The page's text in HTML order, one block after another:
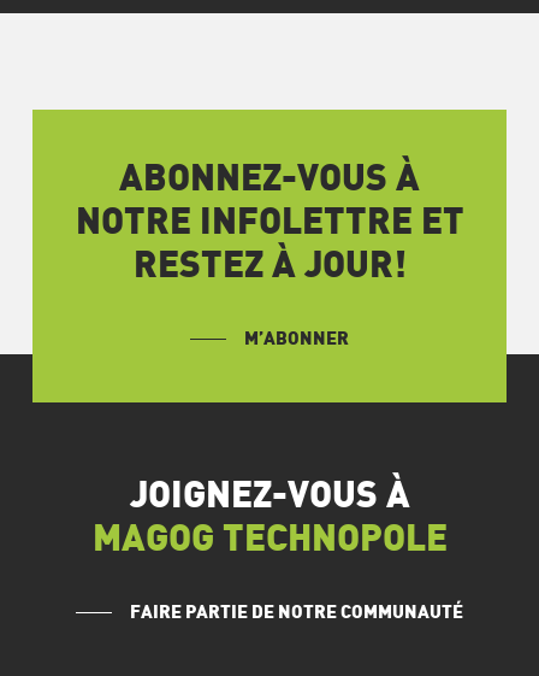
ABONNEZ-VOUS À
NOTRE INFOLETTRE ET
RESTEZ À JOUR!
M’ABONNER
JOIGNEZ-VOUS À
MAGOG TECHNOPOLE
FAIRE PARTIE DE NOTRE COMMUNAUTÉ